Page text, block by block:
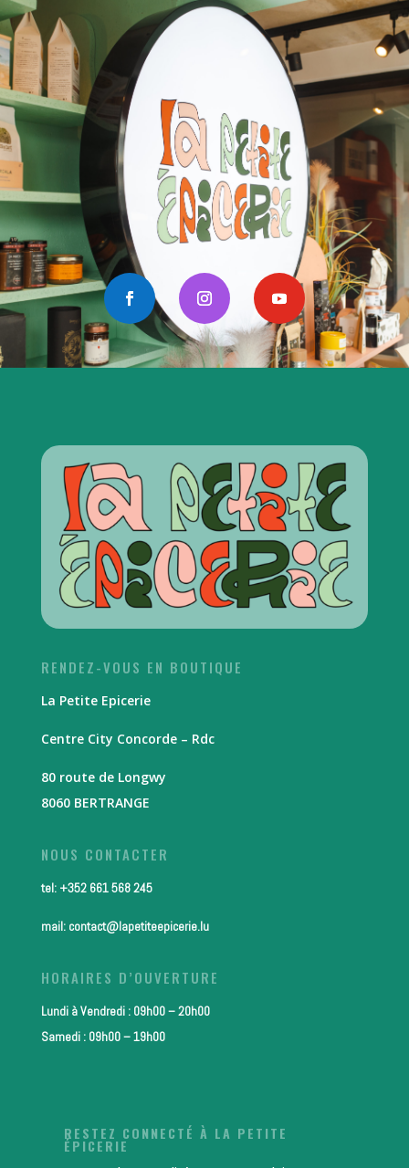
RENDEZ-VOUS EN BOUTIQUE
La Petite Epicerie
Centre City Concorde – Rdc
80 route de Longwy
8060 BERTRANGE
NOUS CONTACTER
tel: +352 661 568 245
mail: contact@lapetiteepicerie.lu
HORAIRES D’OUVERTURE
Lundi à Vendredi : 09h00 – 20h00
Samedi : 09h00 – 19h00
RESTEZ CONNECTÉ À LA PETITE
ÉPICERIE